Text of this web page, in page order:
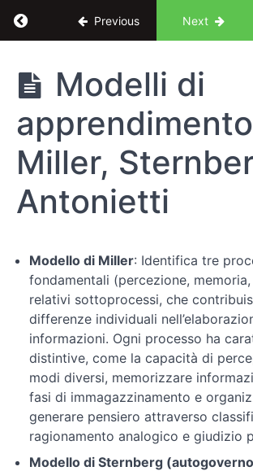
Return to course: Interazione
Previous Next
Interazione
uomo-
macchina
e
psicologia
cognitiva:
un
approccio
centrato
sull'utente
Introduzione
Fondamenti
psicologia
cognitiva
Comprendere
stili
cognitivi
Modelli di
Miller,
Antonietti
Modello di Miller: Identifica tre
fondamentali (percezione,
relativi sottoprocessi, che
differenze individuali
informazioni. Ogni processo ha
distintive, come la capacità di
modi diversi, memorizzare
fasi di immagazzinamento e
generare pensiero attraverso
ragionamento analogico e giudizio
Modello di Sternberg